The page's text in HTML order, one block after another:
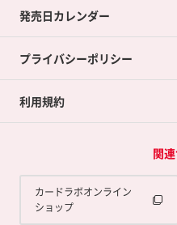
買取承諾書について
ポイント交換景品
発売日カレンダー
プライバシーポリシー
利用規約
関
カードラボオンライン
ショップ